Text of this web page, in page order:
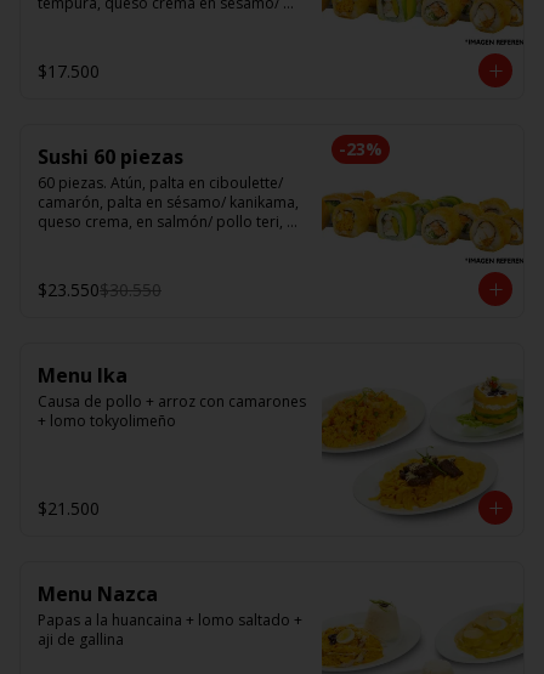
$17.500
-23%
Sushi 60 piezas
60 piezas. Atún, palta en ciboulette/
camarón, palta en sésamo/ kanikama,
queso crema, en salmón/ pollo teri,
panko/ camarón, queso crema, en
panko.
$23.550$30.550
Menu Ika
Causa de pollo + arroz con camarones
+ lomo tokyolimeño
$21.500
Menu Nazca
Papas a la huancaina + lomo saltado +
aji de gallina